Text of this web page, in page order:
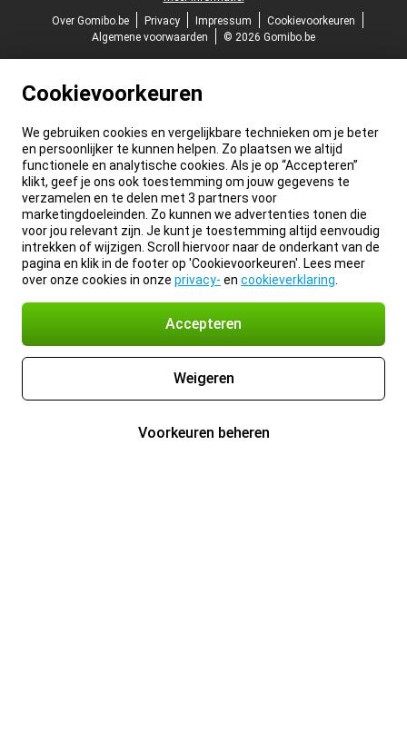
Over Gomibo.be
Privacy Impressum
Cookievoorkeuren
Algemene voorwaarden
© 2026 Gomibo.be
Cookievoorkeuren
We gebruiken cookies en vergelijkbare technieken om je beter
en persoonlijker te kunnen helpen. Zo plaatsen we altijd
functionele en analytische cookies. Als je op “Accepteren”
klikt, geef je ons ook toestemming om jouw gegevens te
verzamelen en te delen met 3 partners voor
marketingdoeleinden. Zo kunnen we advertenties tonen die
voor jou relevant zijn. Je kunt je toestemming altijd eenvoudig
intrekken of wijzigen. Scroll hiervoor naar de onderkant van de
pagina en klik in de footer op 'Cookievoorkeuren'. Lees meer
over onze cookies in onze privacy- en cookieverklaring
Accepteren
Weigeren
Voorkeuren beheren